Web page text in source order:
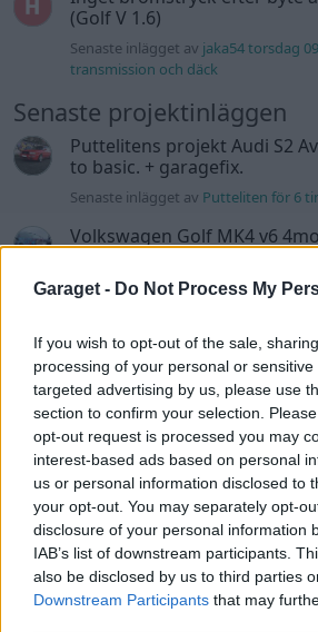
Garaget - Do Not Process My
If you wish to opt-out of the sale,
processing of your personal or
targeted advertising by us, please use
section to confirm your selection.
opt-out request is processed you may
interest-based ads based on personal
us or personal information disclosed to
your opt-out. You may separately opt-
disclosure of your personal information
IAB’s list of downstream participants.
also be disclosed by us to third parties
Downstream Participants that may
(Golf V 1.6)
Senaste inlägget av jaka54 torsdag
transmission och däck
Senaste projektinläggen
Puttelitens projekt Audi S2
to basic. + garagefix.
Senaste inlägget av Putteliten för 6
Volkswagen Golf MK4 v6
Senaste inlägget avStol3n_Identity
Manta b som ska räddas
delar sökes)
Senaste inlägget avTyfors torsdag
Huggern goes big block with
Senaste inlägget avhugger69
Camaro som bruksbil?! 57
Senaste inlägget avEv_volvo142
Volkswagen split bus t1 1962
Senaste inlägget avDr_snuggels